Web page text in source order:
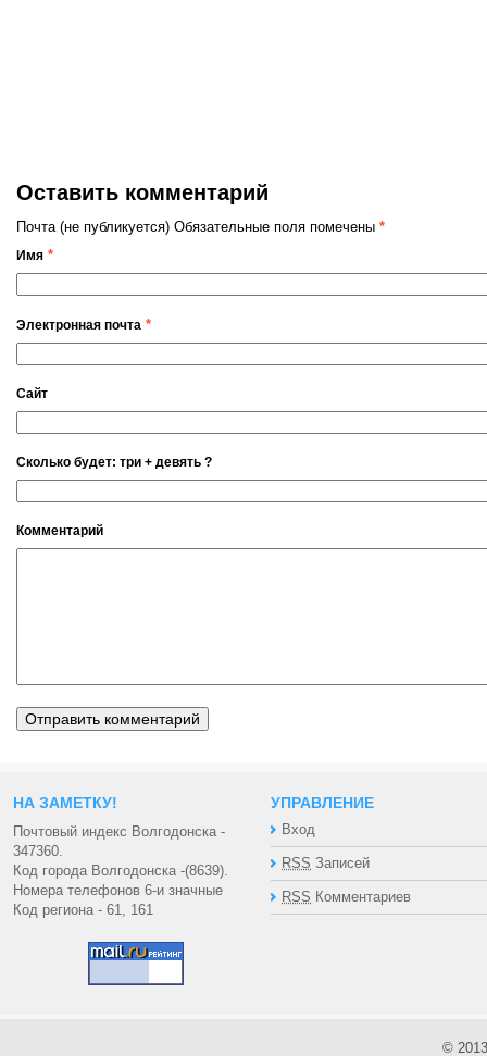
Оставить комментарий
Почта (не публикуется) Обязательные поля помечены *
Имя *
Электронная почта *
Сайт
Сколько будет: тpи + дeвять ?
Комментарий
НА ЗАМЕТКУ!
Почтовый индекс Волгодонска -
347360.
Код города Волгодонска -(8639).
Номера телефонов 6-и значные
Код региона - 61, 161
УПРАВЛЕНИЕ
Вход
RSS Записей
RSS Комментариев
©